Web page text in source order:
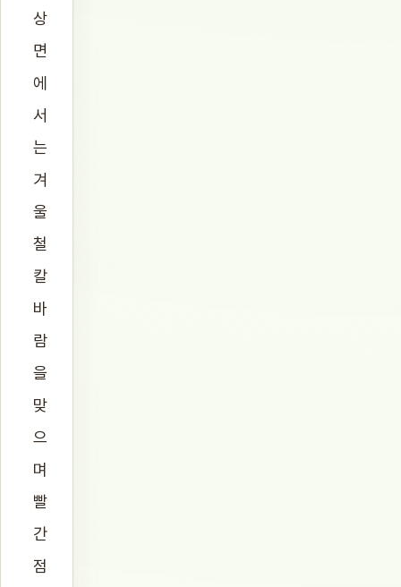
상
면
에
서
는
겨
울
철
칼
바
람
을
맞
으
며
빨
간
점